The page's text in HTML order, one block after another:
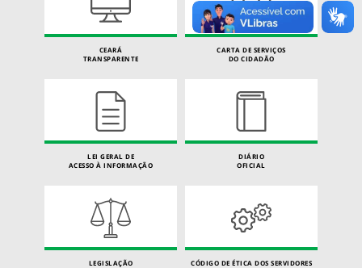
CEARÁ
TRANSPARENTE
CARTA DE SERVIÇOS
DO CIDADÃO
LEI GERAL DE
ACESSO À INFORMAÇÃO
DIÁRIO
OFICIAL
LEGISLAÇÃO
CÓDIGO DE ÉTICA DOS SERVIDORES